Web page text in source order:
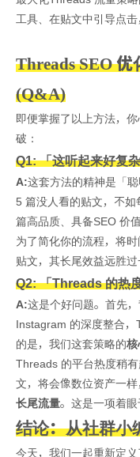
工具、在贴文中引导点
Threads SEO
(Q&A)
即便掌握了以上方法，
破：
Q1: 「这听起来好复
A:这套方法的精神是「
5 篇没人看的贴文，不
篇高品质、具备SEO 价
为了简化你的流程，将
贴文，其长尾效益远胜过
Q2: 「Threads 的热
A:这是个好问题。首先
Instagram 的深度整合
的是，我们这套策略的核
Threads 的平台热度稍
文，将会像数位资产一样
长尾流量。这是一项着眼
结论：从社群小
今天，我们一起重新定